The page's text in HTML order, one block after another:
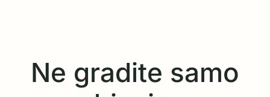
Ne gradite samo